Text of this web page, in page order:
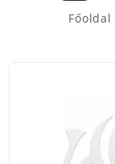
Főoldal